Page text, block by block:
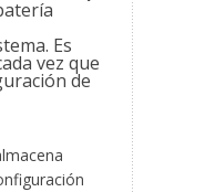
Es
vez que
de